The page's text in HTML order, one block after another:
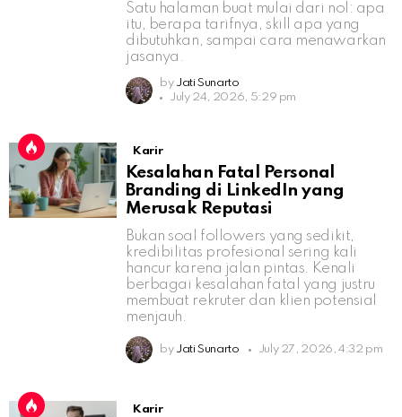
Satu halaman buat mulai dari nol: apa
itu, berapa tarifnya, skill apa yang
dibutuhkan, sampai cara menawarkan
jasanya.
by Jati Sunarto
July 24, 2026, 5:29 pm
Karir
Kesalahan Fatal Personal
Branding di LinkedIn yang
Merusak Reputasi
Bukan soal followers yang sedikit,
kredibilitas profesional sering kali
hancur karena jalan pintas. Kenali
berbagai kesalahan fatal yang justru
membuat rekruter dan klien potensial
menjauh.
by Jati Sunarto July 27, 2026, 4:32 pm
Karir